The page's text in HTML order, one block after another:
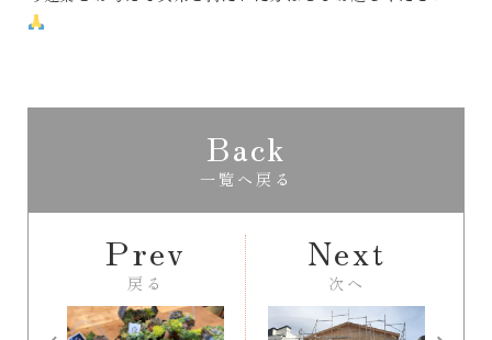
Prev
戻る
Back
一覧へ戻る
Next
次へ